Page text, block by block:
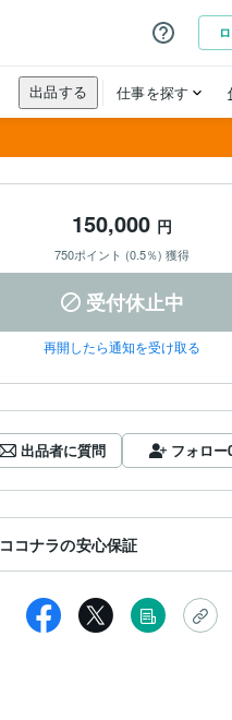
150,000 円
750ポイント (0.5％) 獲得
受付休止中
再開したら通知を受け取る
出品者に質問 フォロー
ココナラの安心保証